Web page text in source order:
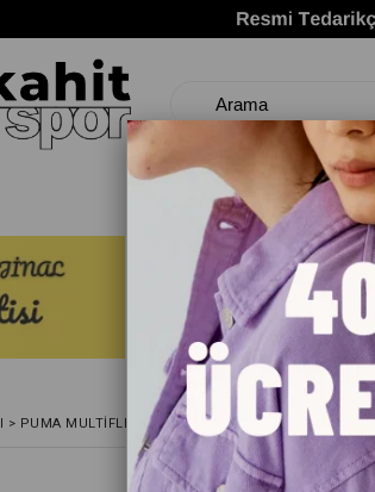
Erkek Kadın
> PUMA MULTIFLEX SL V INF ÇOCUK SPOR SIYAH